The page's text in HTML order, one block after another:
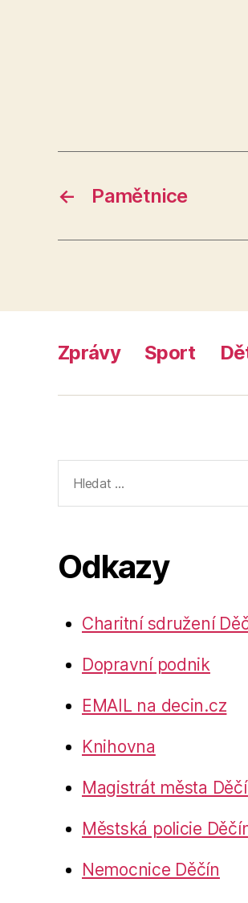
← Pamětnice
Zprávy Sport
vyhledávání:
Odkazy
Charitní sdružení
Dopravní podnik
EMAIL na decin.cz
Knihovna
Magistrát města
Městská policie
Nemocnice Děčín